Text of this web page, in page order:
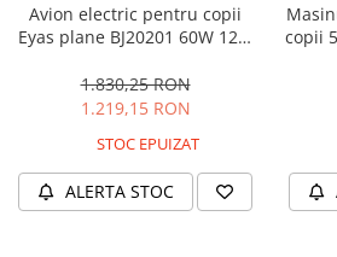
Avion electric pentru copii
Eyas plane BJ20201 60W 12V,
1.830,25 RON
1.219,15 RON
STOC EPUIZAT
ALERTA STOC
copii